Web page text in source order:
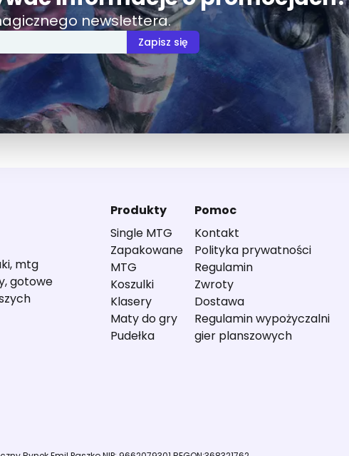
newslettera.
Zapisz się
mtg
gotowe
Produkty
Single MTG
Zapakowane
MTG
Koszulki
Klasery
Maty do gry
Pudełka
Pomoc
Kontakt
Polityka prywatności
Regulamin
Zwroty
Dostawa
Regulamin wypożyczalni
gier planszowych